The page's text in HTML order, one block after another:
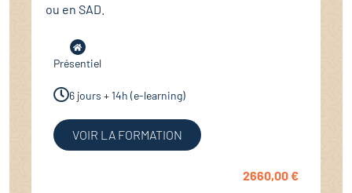
ou en SAD.
Présentiel
6 jours + 14h (e-learning)
VOIR LA FORMATION
2660,00€